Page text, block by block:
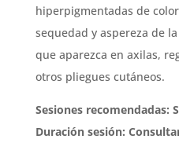
hiperpigmentadas de
sequedad y aspereza de
que aparezca en axilas,
otros pliegues cutáneos.
Sesiones recomendadas:
Duración sesión: